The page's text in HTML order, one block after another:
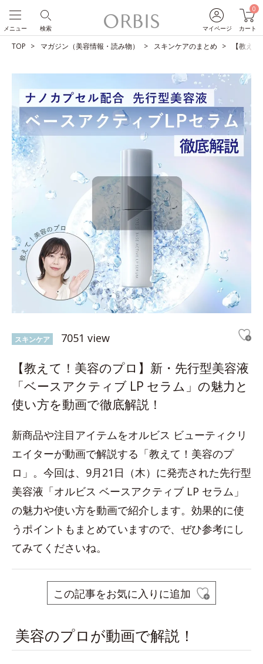
マイページ
0
カート
検索
メニュー
TOP マガジン（美容情報・読み物） スキンケアのまとめ 【教え
スキンケア 7051 view
【教えて！美容のプロ】新・先行型美容液
「ベースアクティブ LP セラム」の魅力と
使い方を動画で徹底解説！
新商品や注目アイテムをオルビス ビューティクリ
エイターが動画で解説する「教えて！美容のプ
ロ」。今回は、9月21日（木）に発売された先行型
美容液「オルビス ベースアクティブ LP セラム」
の魅力や使い方を動画で紹介します。効果的に使
うポイントもまとめていますので、ぜひ参考にし
てみてくださいね。
この記事をお気に入りに追加
美容のプロが動画で解説！